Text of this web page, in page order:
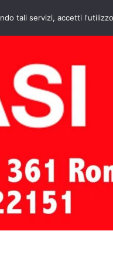
HOME CONTATTI
tali servizi, accetti